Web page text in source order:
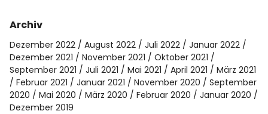
Archiv
Dezember 2022 August 2022 Juli 2022
Januar 2022
Dezember 2021
November 2021
Oktober 2021
September 2021
Juli 2021 Mai 2021 April 2021
März 2021
Februar 2021
Januar 2021 November 2020
September
2020
Mai 2020 März 2020 Februar 2020
Januar 2020
Dezember 2019